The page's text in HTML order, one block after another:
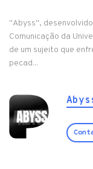
"Abyss",
Comunicação da
de um sujeito que
pecad...